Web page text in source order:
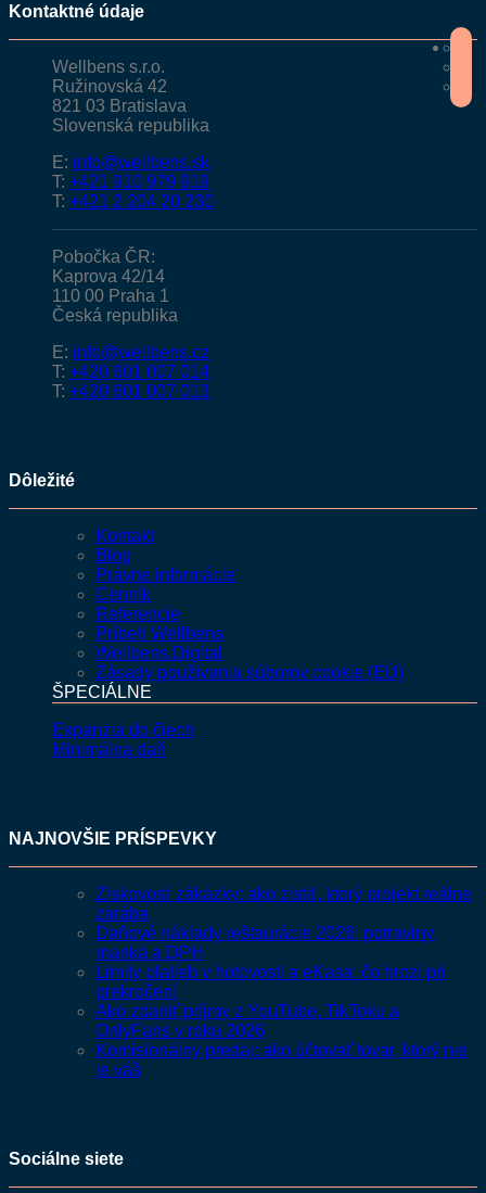
Kontaktné údaje
Wellbens s.r.o.
Ružinovská 42
821 03 Bratislava
Slovenská republika
E: info@wellbens.sk
T: +421 910 979 919
T: +421 2 204 20 230
Pobočka ČR:
Kaprova 42/14
110 00 Praha 1
Česká republika
E: info@wellbens.cz
T: +420 601 007 014
T: +420 601 007 013
Dôležité
Kontakt
Blog
Právne informácie
Cenník
Referencie
Príbeh Wellbens
Wellbens.Digital
Zásady používania súborov cookie (EÚ)
ŠPECIÁLNE
Expanzia do čiech
Minimálna daň
NAJNOVŠIE PRÍSPEVKY
Ziskovosť zákazky: ako zistiť, ktorý projekt reálne
zarába
Daňové náklady reštaurácie 2026: potraviny,
manká a DPH
Limity platieb v hotovosti a eKasa: čo hrozí pri
prekročení
Ako zdaniť príjmy z YouTube, TikToku a
OnlyFans v roku 2026
Komisionálny predaj: ako účtovať tovar, ktorý nie
je váš
Sociálne siete